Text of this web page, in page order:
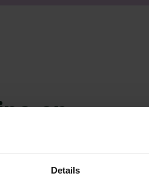
Details
en
1-8